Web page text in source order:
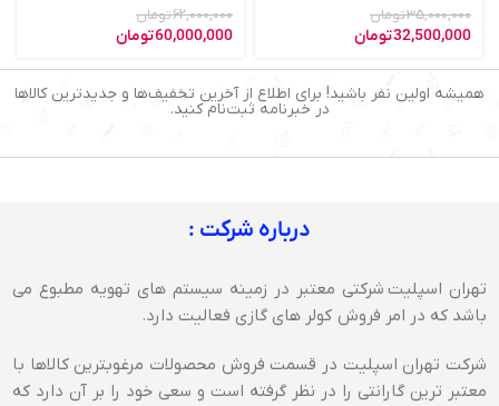
35,000,000تومان
32,500,000تومان
62,000,000تومان
60,000,000تومان
همیشه اولین نفر باشید! برای اطلاع از آخرین تخفیف‌ها و جدیدترین کالاها
در خبرنامه ثبت‌نام کنید.
درباره شرکت :
تهران اسپلیت شرکتی معتبر در زمینه سیستم های تهویه مطبوع می
باشد که در امر فروش کولر های گازی فعالیت دارد.
شرکت تهران اسپلیت در قسمت فروش محصولات مرغوبترین کالاها با
معتبر ترین گارانتی را در نظر گرفته است و سعی خود را بر آن دارد که